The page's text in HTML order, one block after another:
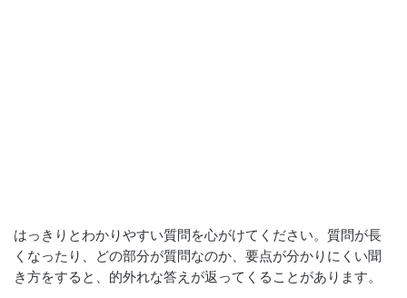
はっきりとわかりやすい質問を心がけてください。質問が長
くなったり、どの部分が質問なのか、要点が分かりにくい聞
き方をすると、的外れな答えが返ってくることがあります。